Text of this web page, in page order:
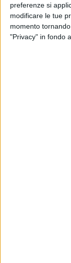
preferenze si
modificare le tue
momento
"Privacy" in fondo
Secondo quanto
bandiere a
mercoledì 14